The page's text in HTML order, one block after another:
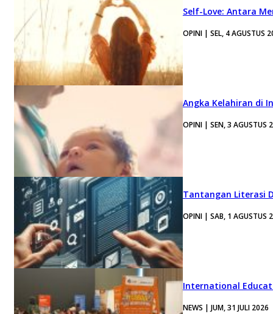
Self-Love: Antara
OPINI | SEL, 4 AGUSTUS
Angka Kelahiran di
OPINI | SEN, 3 AGUSTUS
Tantangan Literasi
OPINI | SAB, 1 AGUSTUS
International
NEWS | JUM, 31 JULI 2026